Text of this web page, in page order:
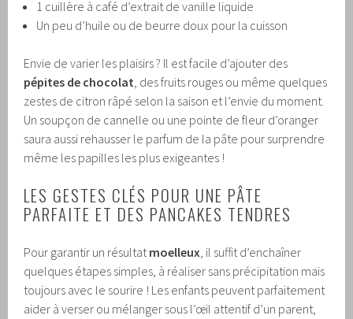
1 cuillère à café d’extrait de vanille liquide
Un peu d’huile ou de beurre doux pour la cuisson
Envie de varier les plaisirs ? Il est facile d’ajouter des
pépites de chocolat, des fruits rouges ou même quelques
zestes de citron râpé selon la saison et l’envie du moment.
Un soupçon de cannelle ou une pointe de fleur d’oranger
saura aussi rehausser le parfum de la pâte pour surprendre
même les papilles les plus exigeantes !
LES GESTES CLÉS POUR UNE PÂTE
PARFAITE ET DES PANCAKES TENDRES
Pour garantir un résultatmoelleux, il suffit d’enchaîner
quelques étapes simples, à réaliser sans précipitation mais
toujours avec le sourire ! Les enfants peuvent parfaitement
aider à verser ou mélanger sous l’œil attentif d’un parent,